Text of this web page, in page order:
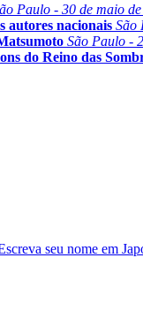
Paulo - 30 de maio
autores nacionais São
São Paulo -
do Reino das
seu nome em